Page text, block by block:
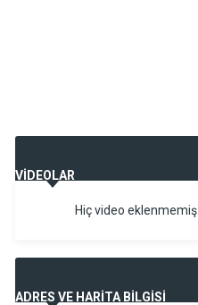
VİDEOLAR
Hiç video eklenmemiş.
ADRES VE HARİTA BİLGİSİ